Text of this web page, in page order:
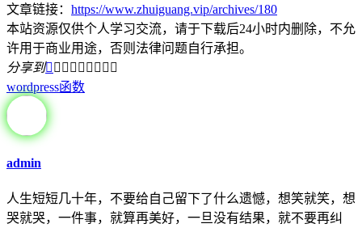
文章链接： https://www.zhuiguang.vip/archives/180
本站资源仅供个人学习交流，请于下载后24小时内删除，不允
许用于商业用途，否则法律问题自行承担。
分享到        
wordpress函数
admin
人生短短几十年，不要给自己留下了什么遗憾，想笑就笑，想
哭就哭，一件事，就算再美好，一旦没有结果，就不要再纠